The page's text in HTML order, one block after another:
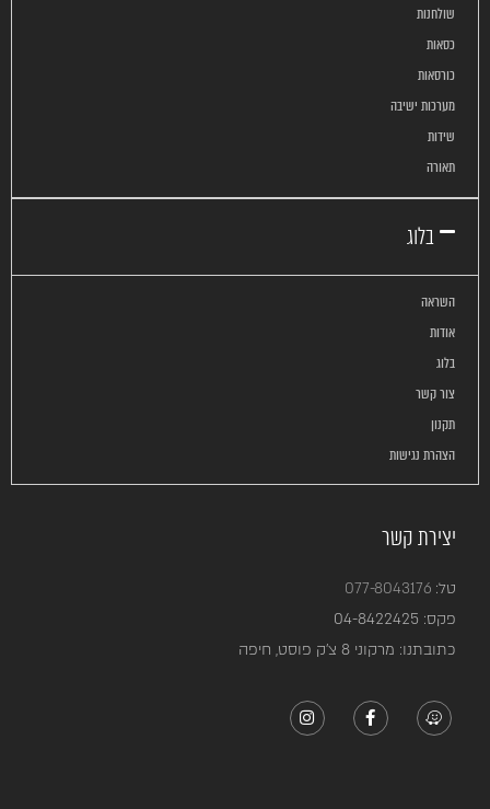
שולחנות
כסאות
כורסאות
מערכות ישיבה
שידות
תאורה
בלוג
השראה
אודות
בלוג
צור קשר
תקנון
הצהרת נגישות
יצירת קשר
טל:077-8043176
פקס: 04-8422425
כתובתנו: מרקוני 8 צ’ק פוסט, חיפה